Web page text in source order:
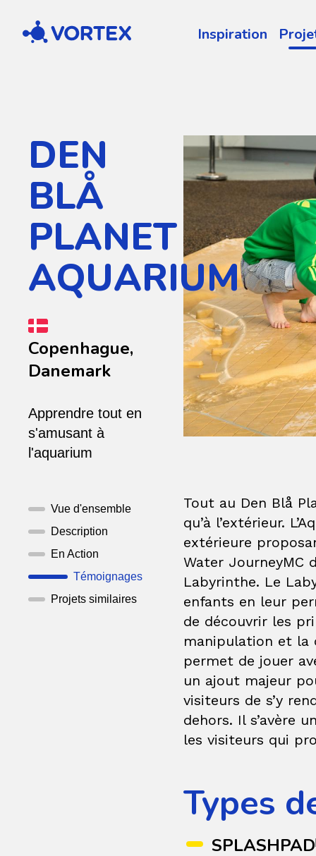
Vortex Inspiration
DEN
BLÅ
PLANET
AQUARIUM
Copenhague,
Danemark
Apprendre tout en
s'amusant à
l'aquarium
Vue d'ensemble
Description
En Action
Témoignages
Projets similaires
Tout au Den Blå
qu’à l’extérieur.
extérieure
Water JourneyMC
Labyrinthe. Le
enfants en leur
de découvrir les
manipulation et la
permet de jouer
un ajout majeur
visiteurs de s’y
dehors. Il s’avère
les visiteurs qui
Types